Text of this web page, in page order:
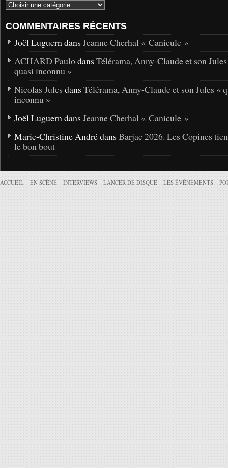
COMMENTAIRES RÉCENTS
Joël Luguern dans Jeanne Cherhal « Canicule »
ACHARD Paulodans Télérama, Anny-Claude et son
quasi inconnu »
Nicolas Jules dans Télérama, Anny-Claude et son Jules «
inconnu »
Joël Luguern dans Jeanne Cherhal « Canicule »
Marie-Christine André dans Barjac 2026. Les Copines
le bon bout
ACCUEIL EN SCÈNE INTERVIEWS LANCER DE DISQUE LES ÉVÉNEMENTS